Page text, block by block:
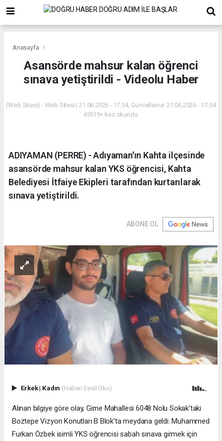
Anasayfa
Asansörde mahsur kalan öğrenci
sınava yetiştirildi - Videolu Haber
(Web Sitesi) - Web Sitesi | 21.06.2026 - 17:54, Güncelleme: 21.06.2026 - 17:54
45919+ kez okundu.
ADIYAMAN (PERRE) - Adıyaman'ın Kahta ilçesinde
asansörde mahsur kalan YKS öğrencisi, Kahta
Belediyesi İtfaiye Ekipleri tarafından kurtarılarak
sınava yetiştirildi.
ABONE OL
Erkek| Kadın (Haberi Sesli Oku)
Alınan bilgiye göre olay, Girne Mahallesi 6048 Nolu Sokak'taki
Boztepe Vizyon Konutları B Blok'ta meydana geldi. Muhammed
Furkan Özbek isimli YKS öğrencisi sabah sınava girmek için